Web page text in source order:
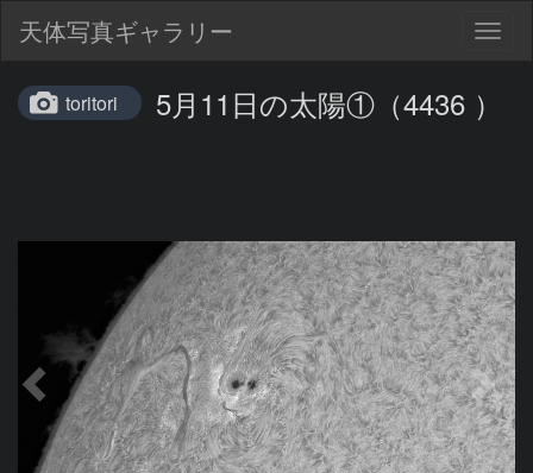
天体写真ギャラリー
toritori 5月11日の太陽①（4436 ）